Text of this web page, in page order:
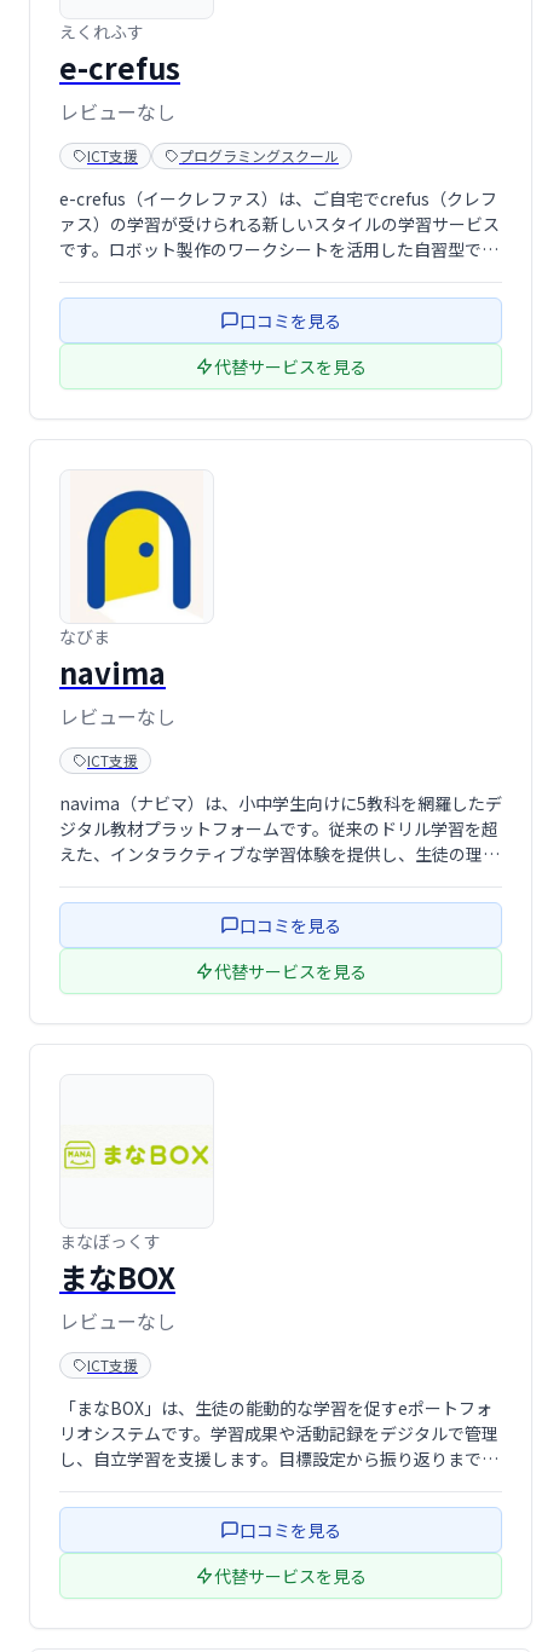
えくれふす
e-crefus
レビューなし
ICT支援 プログラミングスクール
e-crefus（イークレファス）は、ご自宅でcrefus（クレフ
ァス）の学習が受けられる新しいスタイルの学習サービス
です。ロボット製作のワークシートを活用した自習型で、
でもどこでも、自分のペースでロボット製作を学び、創造
性を育むことができます。口コミを見る
代替サービスを見る
なびま
navima
レビューなし
ICT支援
navima（ナビマ）は、小中学生向けに5教科を網羅したデ
ジタル教材プラットフォームです。従来のドリル学習を超
えた、インタラクティブな学習体験を提供し、生徒の理解
校授業に活用できる便利なツールとして、多くの教育現場
で利用されています。 口コミを見る
代替サービスを見る
まなぼっくす
まなBOX
レビューなし
ICT支援
「まなBOX」は、生徒の能動的な学習を促すeポートフォ
リオシステムです。学習成果や活動記録をデジタルで管理
し、自立学習を支援します。目標設定から振り返りまで、
します。一人ひとりの学びを丁寧に記録・分析し、より効
果的な学習をサポートします。
口コミを見る
代替サービスを見る